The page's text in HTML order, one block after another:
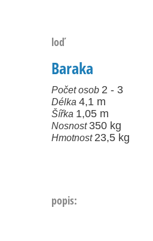
loď
Baraka
Počet osob 2 - 3
Délka 4,1 m
Šířka 1,05 m
Nosnost 350 kg
Hmotnost 23,5 kg
popis: